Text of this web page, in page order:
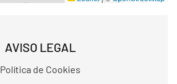
AVISO LEGAL
Política de Cookies